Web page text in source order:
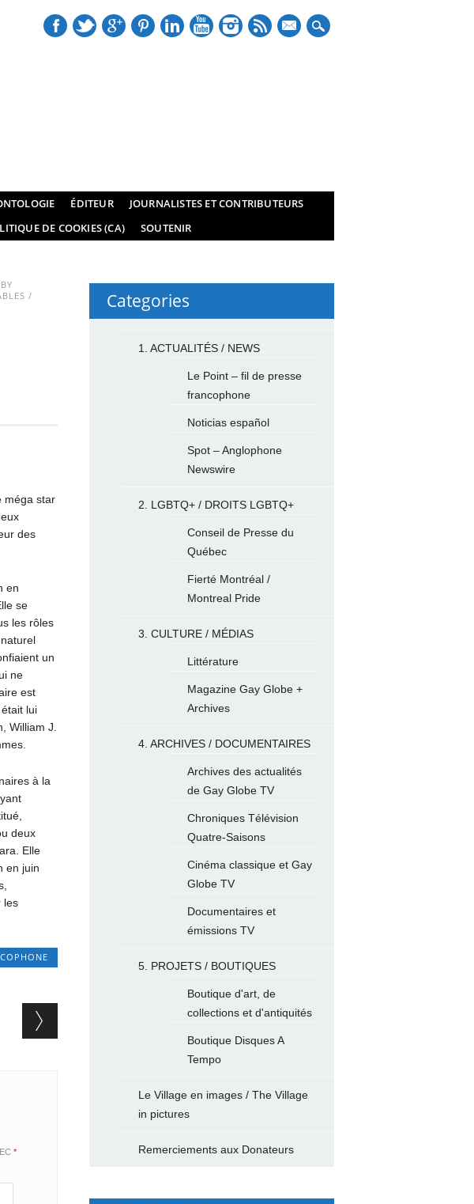
mail
ÉDITEUR
JOURNALISTES ET CONTRIBUTEURS
DE COOKIES (CA) SOUTENIR
/
méga star
des
en
se
les rôles
un
ne
est
lui
William J.
à la
deux
Elle
en juin
les
*
Categories
1. ACTUALITÉS / NEWS
Le Point – fil de presse
francophone
Noticias español
Spot – Anglophone
Newswire
2. LGBTQ+ / DROITS LGBTQ+
Conseil de Presse du
Québec
Fierté Montréal /
Montreal Pride
3. CULTURE / MÉDIAS
Littérature
Magazine Gay Globe +
Archives
4. ARCHIVES / DOCUMENTAIRES
Archives des actualités
de Gay Globe TV
Chroniques Télévision
Quatre-Saisons
Cinéma classique et Gay
Globe TV
Documentaires et
émissions TV
5. PROJETS / BOUTIQUES
Boutique d'art, de
collections et d'antiquités
Boutique Disques A
Tempo
Le Village en images / The Village
in pictures
Remerciements aux Donateurs